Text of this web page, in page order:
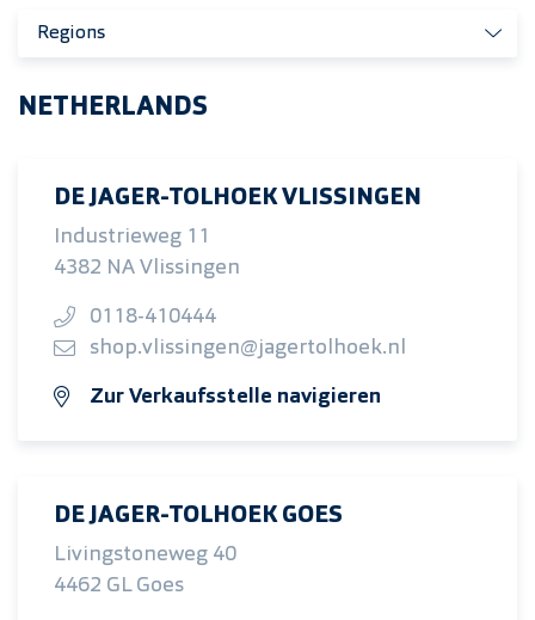
Regions
NETHERLANDS
DE JAGER-TOLHOEK VLISSINGEN
Industrieweg 11
4382 NA Vlissingen
0118-410444
shop.vlissingen@jagertolhoek.nl
Zur Verkaufsstelle navigieren
DE JAGER-TOLHOEK GOES
Livingstoneweg 40
4462 GL Goes